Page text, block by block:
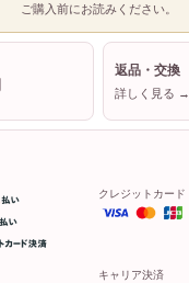
ご購入前にお読みください。
返品・交換
詳しく見る →
クレジットカード
キャリア決済